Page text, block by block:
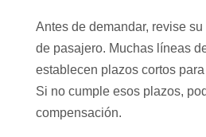
Antes de demandar, revise
de pasajero. Muchas líneas
establecen plazos cortos
Si no cumple esos plazos,
compensación.